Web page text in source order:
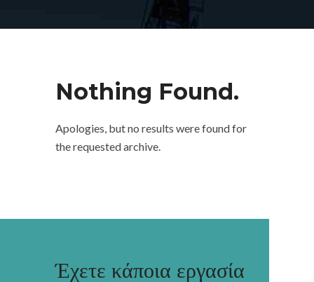
Nothing Found.
Apologies, but no results were found for
the requested archive.
Έχετε κάποια εργασία